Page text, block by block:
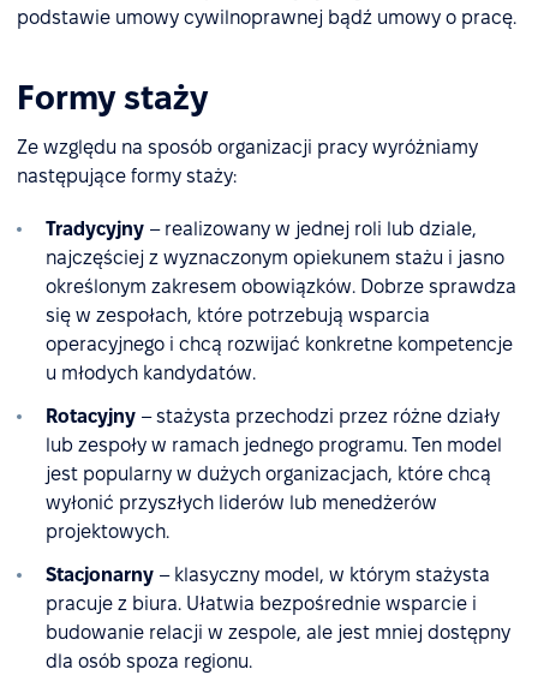
podstawie umowy cywilnoprawnej bądź umowy o pracę.
Formy staży
Ze względu na sposób organizacji pracy wyróżniamy
następujące formy staży:
Tradycyjny – realizowany w jednej roli lub dziale,
najczęściej z wyznaczonym opiekunem stażu i jasno
określonym zakresem obowiązków. Dobrze sprawdza
się w zespołach, które potrzebują wsparcia
operacyjnego i chcą rozwijać konkretne kompetencje
u młodych kandydatów.
Rotacyjny – stażysta przechodzi przez różne działy
lub zespoły w ramach jednego programu. Ten model
jest popularny w dużych organizacjach, które chcą
wyłonić przyszłych liderów lub menedżerów
projektowych.
Stacjonarny – klasyczny model, w którym stażysta
pracuje z biura. Ułatwia bezpośrednie wsparcie i
budowanie relacji w zespole, ale jest mniej dostępny
dla osób spoza regionu.